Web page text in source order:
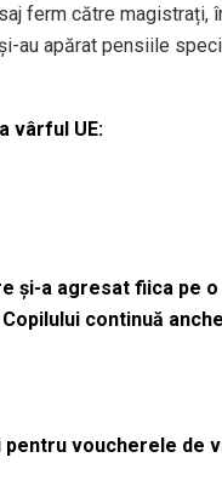
ferm către
au apărat pensiile
vârful UE:
și-a agresat fiica pe
continuă
pentru voucherele de